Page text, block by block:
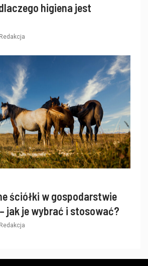
higiena jest
Redakcja
ściółki w gospodarstwie
jak je wybrać i stosować?
Redakcja